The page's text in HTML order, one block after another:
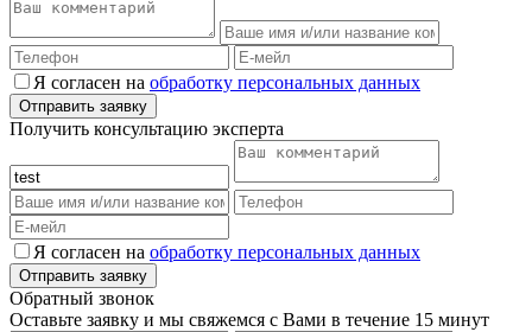
Я согласен на обработку персональных данных
Получить консультацию эксперта
Я согласен на обработку персональных данных
Обратный звонок
Оставьте заявку и мы свяжемся с Вами в течение 15 минут